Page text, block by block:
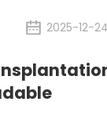
2025-12-24